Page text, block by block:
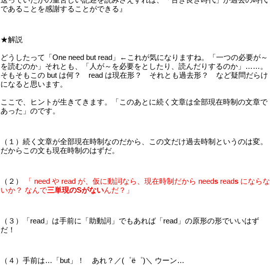
であることを感謝することができる』
★解説
どうしたって「One need but read」←これが気になりますね。「一つの必要が～
を読むのか」それとも、「人が～を必要をとしたり、読んだりするのか」……。
そもそもこの but は何？ read は現在形？ それとも過去形？ など疑問だらけ
になると思います。
ここで、ヒントが生きてきます。「このあとに続く文章は全部現在時制の文章で
あった」のです。
（１）続く文章が全部現在時制なのだから、この文だけ過去時制というのは変。
だからこの文も現在時制のはずだ。
（２） 「 need や read が、仮に動詞なら、現在時制だから needsreadsにならな
いか？ なんで三単現のSがないんだ？」
（３）「read」は手前に「助動詞」でもあれば「read」の原形の形でいいはず
だ！
（４）手前は…「but」！ あれ？／(゜ё゜)＼ ウーン…